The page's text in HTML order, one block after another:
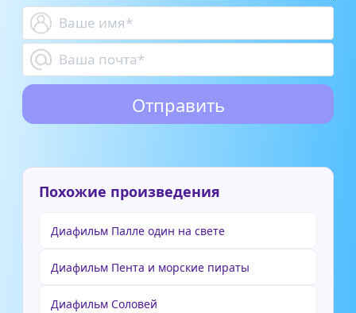
Похожие произведения
Диафильм Палле один на свете
Диафильм Пента и морские пираты
Диафильм Соловей